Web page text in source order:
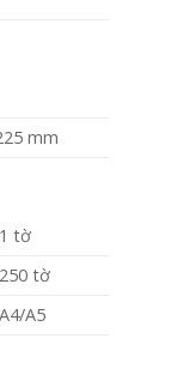
mm
1 tờ
250 tờ
A4/A5